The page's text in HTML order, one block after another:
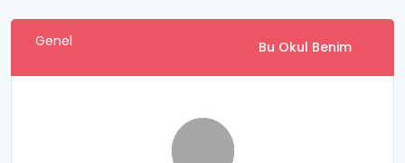
Genel Bu Okul Benim